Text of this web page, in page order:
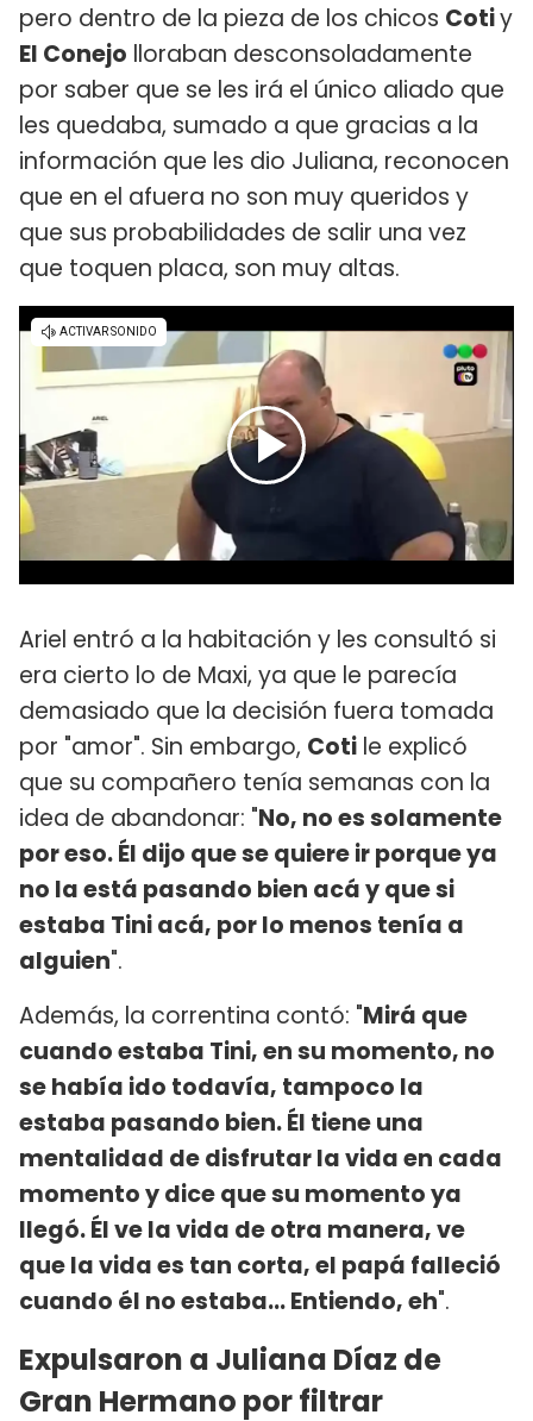
pero dentro de la pieza de los chicos Cotiy
El Conejo lloraban desconsoladamente
por saber que se les irá el único aliado que
les quedaba, sumado a que gracias a la
información que les dio Juliana, reconocen
que en el afuera no son muy queridos y
que sus probabilidades de salir una vez
que toquen placa, son muy altas.
Ariel entró a la habitación y les consultó si
era cierto lo de Maxi, ya que le parecía
demasiado que la decisión fuera tomada
por "amor". Sin embargo, Coti le explicó
que su compañero tenía semanas con la
idea de abandonar: "No, no es solamente
por eso. Él dijo que se quiere ir porque ya
no la está pasando bien acá y que si
estaba Tini acá, por lo menos tenía a
alguien".
Además, la correntina contó: "Mirá que
cuando estaba Tini, en su momento, no
se había ido todavía, tampoco la
estaba pasando bien. Él tiene una
mentalidad de disfrutar la vida en cada
momento y dice que su momento ya
llegó. Él ve la vida de otra manera, ve
que la vida es tan corta, el papá falleció
cuando él no estaba... Entiendo, eh".
Expulsaron a Juliana Díaz de
Gran Hermano por filtrar